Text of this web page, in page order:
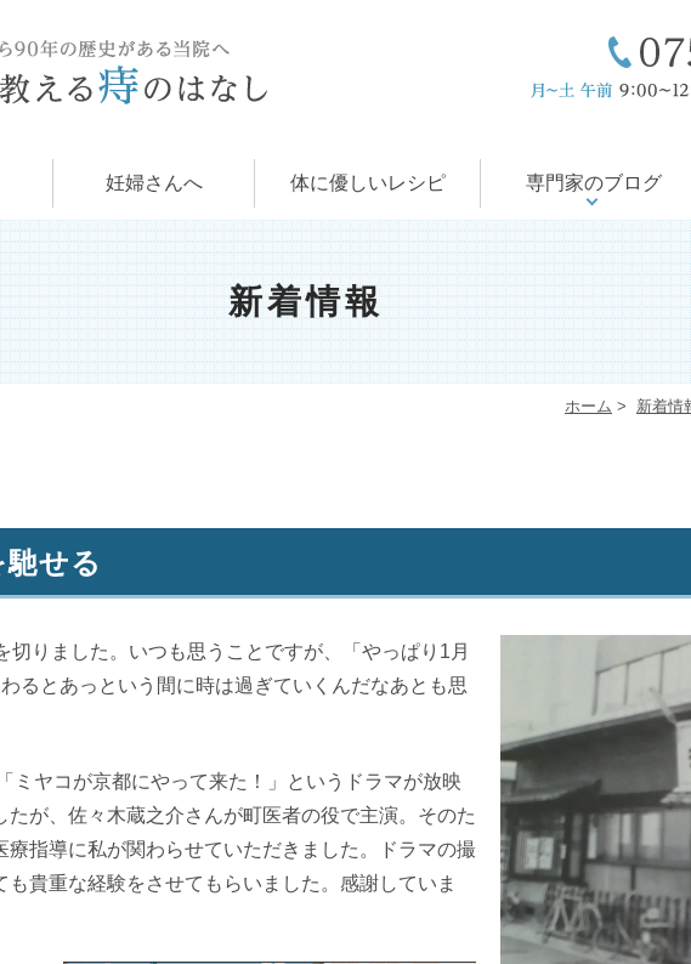
妊婦さんへ 体に優しいレシピ 専門家のブログ
お尻の病気
痔の治療
痔の治療後サポート
学会・論文
肛門科医の徒然日記
新着情報
ホーム > 新着情
せる
切りました。いつも思うことですが、「やっぱり 1 月
るとあっという間に時は過ぎていくんだなあとも思
ミヤコが京都にやって来た！」というドラマが放映
が、佐々木蔵之介さんが町医者の役で主演。そのた
指導に私が関わらせていただきました。ドラマの撮
貴重な経験をさせてもらいました。感謝していま